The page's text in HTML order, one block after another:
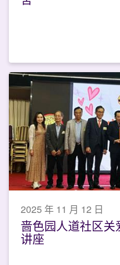
2025 年 11 月 12 日
啬色园人道社区
讲座